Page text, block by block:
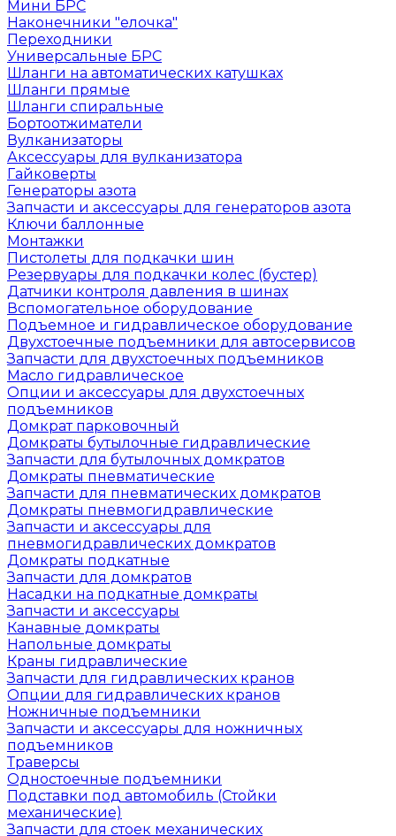
Мини БРС
Наконечники "елочка"
Переходники
Универсальные БРС
Шланги на автоматических катушках
Шланги прямые
Шланги спиральные
Бортоотжиматели
Вулканизаторы
Аксессуары для вулканизатора
Гайковерты
Генераторы азота
Запчасти и аксессуары для генераторов азота
Ключи баллонные
Монтажки
Пистолеты для подкачки шин
Резервуары для подкачки колес (бустер)
Датчики контроля давления в шинах
Вспомогательное оборудование
Подъемное и гидравлическое оборудование
Двухстоечные подъемники для автосервисов
Запчасти для двухстоечных подъемников
Масло гидравлическое
Опции и аксессуары для двухстоечных
подъемников
Домкрат парковочный
Домкраты бутылочные гидравлические
Запчасти для бутылочных домкратов
Домкраты пневматические
Запчасти для пневматических домкратов
Домкраты пневмогидравлические
Запчасти и аксессуары для
пневмогидравлических домкратов
Домкраты подкатные
Запчасти для домкратов
Насадки на подкатные домкраты
Запчасти и аксессуары
Канавные домкраты
Напольные домкраты
Краны гидравлические
Запчасти для гидравлических кранов
Опции для гидравлических кранов
Ножничные подъемники
Запчасти и аксессуары для ножничных
подъемников
Траверсы
Одностоечные подъемники
Подставки под автомобиль (Стойки
механические)
Запчасти для стоек механических